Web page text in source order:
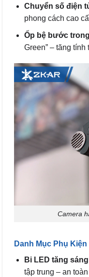
Chuyển số điện
phong cách cao
Ốp bệ bước
Green” – tăng tính
Camera
Danh Mục Phụ
Bi LED tăng
tập trung – an